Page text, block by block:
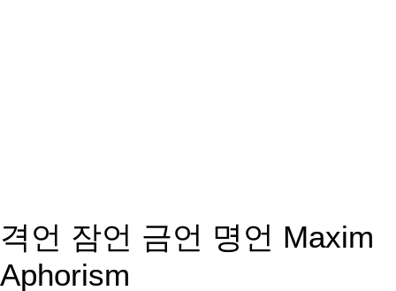
격언 잠언 금언 명언 Maxim
Aphorism